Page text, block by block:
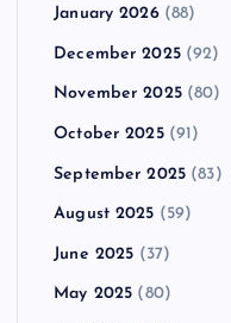
January 2026(88)
December 2025(92)
November 2025(80)
October 2025(91)
September 2025 (83)
August 2025 (59)
June 2025 (37)
May 2025 (80)